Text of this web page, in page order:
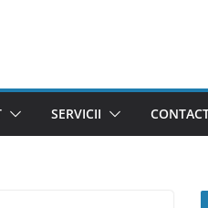
SERVICII